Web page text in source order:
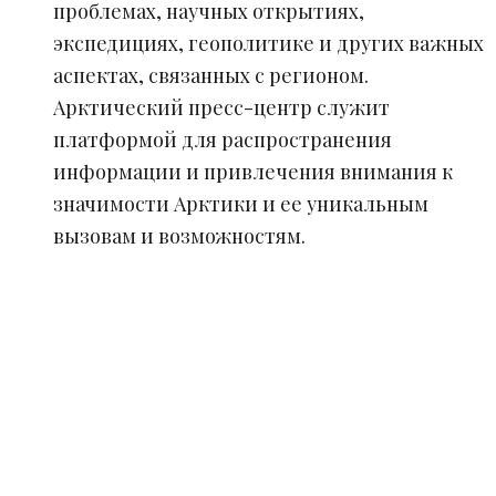
проблемах, научных открытиях,
экспедициях, геополитике и других важных
аспектах, связанных с регионом.
Арктический пресс-центр служит
платформой для распространения
информации и привлечения внимания к
значимости Арктики и ее уникальным
вызовам и возможностям.